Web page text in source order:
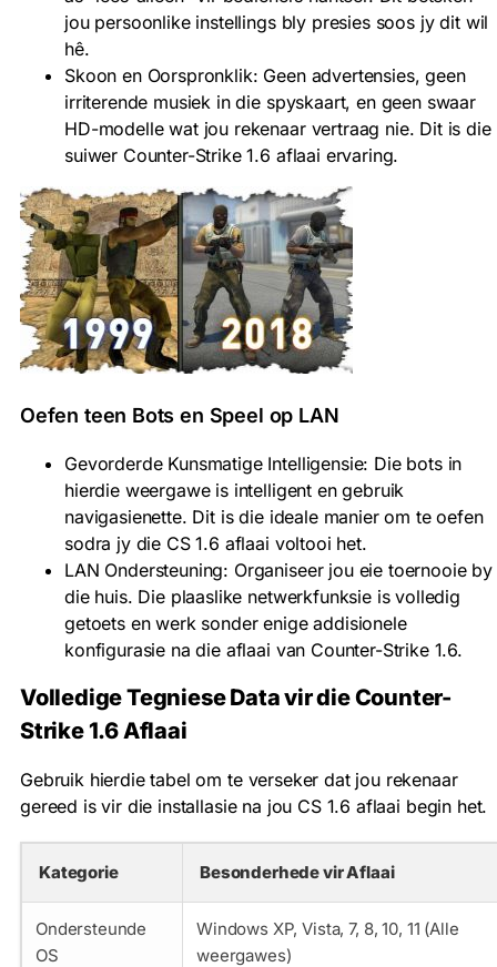
jou persoonlike instellings bly presies soos jy dit wil
hê.
Skoon en Oorspronklik: Geen advertensies, geen
irriterende musiek in die spyskaart, en geen swaar
HD-modelle wat jou rekenaar vertraag nie. Dit is die
suiwer Counter-Strike 1.6 aflaai ervaring.
Oefen teen Bots en Speel op LAN
Gevorderde Kunsmatige Intelligensie: Die bots in
hierdie weergawe is intelligent en gebruik
navigasienette. Dit is die ideale manier om te oefen
sodra jy die CS 1.6 aflaai voltooi het.
LAN Ondersteuning: Organiseer jou eie toernooie by
die huis. Die plaaslike netwerkfunksie is volledig
getoets en werk sonder enige addisionele
konfigurasie na die aflaai van Counter-Strike 1.6.
Volledige Tegniese Data vir die Counter-
Strike 1.6 Aflaai
Gebruik hierdie tabel om te verseker dat jou rekenaar
gereed is vir die installasie na jou CS 1.6 aflaai begin het.
Kategorie Besonderhede vir Aflaai
Ondersteunde
OS
Windows XP, Vista, 7, 8, 10, 11 (Alle
weergawes)